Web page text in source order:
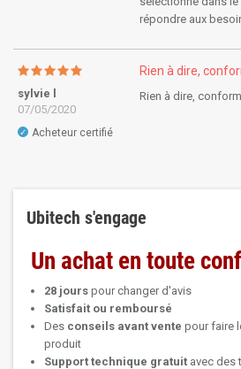
répondre aux
sylvie l
07/05/2020
✓ Acheteur certifié
Rien à dire,
Rien à dire,
Ubitech s'engage
Un achat en toute
28 jours pour changer d'avis
Satisfait ou remboursé
Des conseils avant vente pour faire
produit
Support technique gratuit avec des